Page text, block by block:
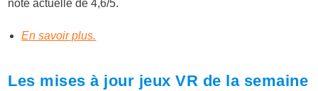
note actuelle de 4,6/5.
En savoir plus.
Les mises à jour jeux VR de la semaine